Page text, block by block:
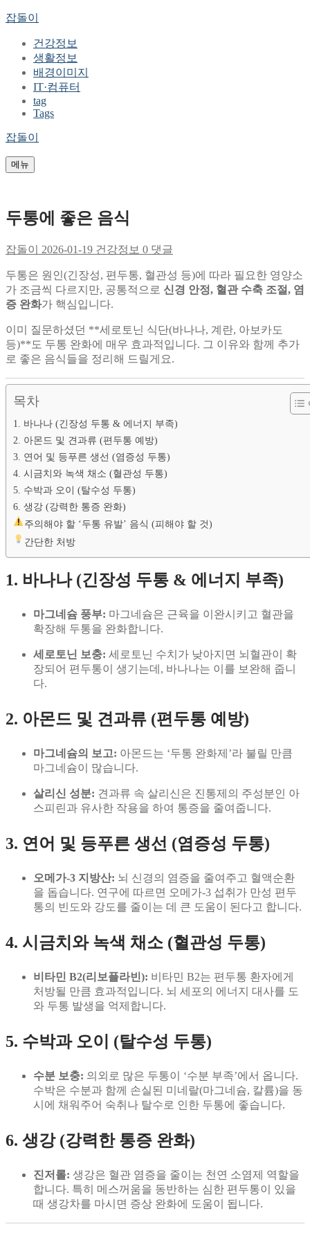
콘
메
닫
잡돌이
건강정보
생활정보
배경이미지
IT·컴퓨터
tag
Tags
잡돌이
메뉴
두통에 좋은 음식
잡돌이 2026-01-19 건강정보 0 댓글
두통은 원인(긴장성, 편두통, 혈관성 등)에 따라 필요한 영양소
가 조금씩 다르지만, 공통적으로 신경 안정, 혈관 수축 조절, 염
증 완화가 핵심입니다.
이미 질문하셨던 **세로토닌 식단(바나나, 계란, 아보카도
등)**도 두통 완화에 매우 효과적입니다. 그 이유와 함께 추가
로 좋은 음식들을 정리해 드릴게요.
목차
1. 바나나 (긴장성 두통 & 에너지 부족)
2. 아몬드 및 견과류 (편두통 예방)
3. 연어 및 등푸른 생선 (염증성 두통)
4. 시금치와 녹색 채소 (혈관성 두통)
5. 수박과 오이 (탈수성 두통)
6. 생강 (강력한 통증 완화)
주의해야 할 ‘두통 유발’ 음식 (피해야 할 것)
간단한 처방
1. 바나나 (긴장성 두통 & 에너지 부족)
마그네슘 풍부: 마그네슘은 근육을 이완시키고 혈관을
확장해 두통을 완화합니다.
세로토닌 보충: 세로토닌 수치가 낮아지면 뇌혈관이 확
장되어 편두통이 생기는데, 바나나는 이를 보완해 줍니
다.
2. 아몬드 및 견과류 (편두통 예방)
마그네슘의 보고: 아몬드는 ‘두통 완화제’라 불릴 만큼
마그네슘이 많습니다.
살리신 성분: 견과류 속 살리신은 진통제의 주성분인 아
스피린과 유사한 작용을 하여 통증을 줄여줍니다.
3. 연어 및 등푸른 생선 (염증성 두통)
오메가-3 지방산: 뇌 신경의 염증을 줄여주고 혈액순환
을 돕습니다. 연구에 따르면 오메가-3 섭취가 만성 편두
통의 빈도와 강도를 줄이는 데 큰 도움이 된다고 합니다.
4. 시금치와 녹색 채소 (혈관성 두통)
비타민 B2(리보플라빈): 비타민 B2는 편두통 환자에게
처방될 만큼 효과적입니다. 뇌 세포의 에너지 대사를 도
와 두통 발생을 억제합니다.
5. 수박과 오이 (탈수성 두통)
수분 보충: 의외로 많은 두통이 ‘수분 부족’에서 옵니다.
수박은 수분과 함께 손실된 미네랄(마그네슘, 칼륨)을 동
시에 채워주어 숙취나 탈수로 인한 두통에 좋습니다.
6. 생강 (강력한 통증 완화)
진저롤: 생강은 혈관 염증을 줄이는 천연 소염제 역할을
합니다. 특히 메스꺼움을 동반하는 심한 편두통이 있을
때 생강차를 마시면 증상 완화에 도움이 됩니다.